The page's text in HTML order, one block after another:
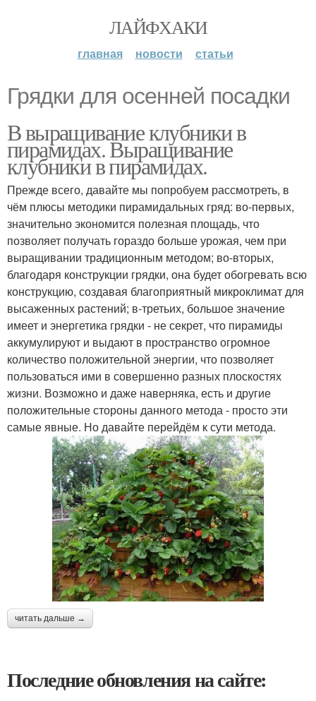
ЛАЙФХАКИ
главная новости статьи
Грядки для осенней посадки
В выращивание клубники в
пирамидах. Выращивание
клубники в пирамидах.
Прежде всего, давайте мы попробуем рассмотреть, в
чём плюсы методики пирамидальных гряд: во-первых,
значительно экономится полезная площадь, что
позволяет получать гораздо больше урожая, чем при
выращивании традиционным методом; во-вторых,
благодаря конструкции грядки, она будет обогревать всю
конструкцию, создавая благоприятный микроклимат для
высаженных растений; в-третьих, большое значение
имеет и энергетика грядки - не секрет, что пирамиды
аккумулируют и выдают в пространство огромное
количество положительной энергии, что позволяет
пользоваться ими в совершенно разных плоскостях
жизни. Возможно и даже наверняка, есть и другие
положительные стороны данного метода - просто эти
самые явные. Но давайте перейдём к сути метода.
читать дальше →
Последние обновления на сайте: